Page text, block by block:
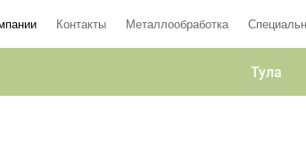
Контакты Металлообработка
Тула